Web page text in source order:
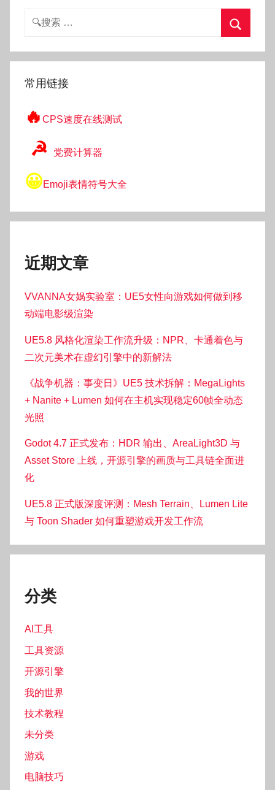
搜
索
常用链接
🔥 CPS速度在线测试
☭ 党费计算器
😀Emoji表情符号大全
近期文章
VVANNA女娲实验室：UE5女性向游戏如何做到移
动端电影级渲染
UE5.8 风格化渲染工作流升级：NPR、卡通着色与
二次元美术在虚幻引擎中的新解法
《战争机器：事变日》UE5 技术拆解：MegaLights
+ Nanite + Lumen 如何在主机实现稳定60帧全动态
光照
Godot 4.7 正式发布：HDR 输出、AreaLight3D 与
Asset Store 上线，开源引擎的画质与工具链全面进
化
UE5.8 正式版深度评测：Mesh Terrain、Lumen Lite
与 Toon Shader 如何重塑游戏开发工作流
分类
AI工具
工具资源
开源引擎
我的世界
技术教程
未分类
游戏
电脑技巧